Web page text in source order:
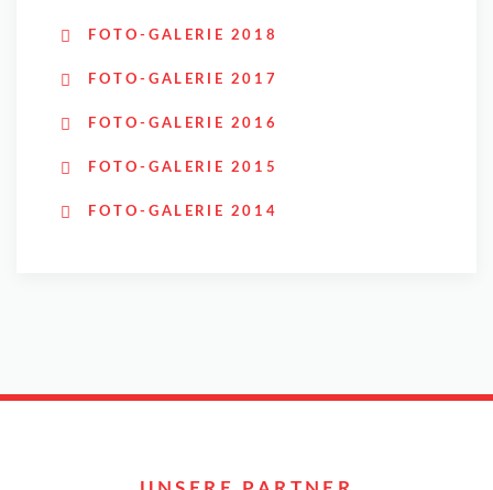
FOTO-GALERIE 2018
FOTO-GALERIE 2017
FOTO-GALERIE 2016
FOTO-GALERIE 2015
FOTO-GALERIE 2014